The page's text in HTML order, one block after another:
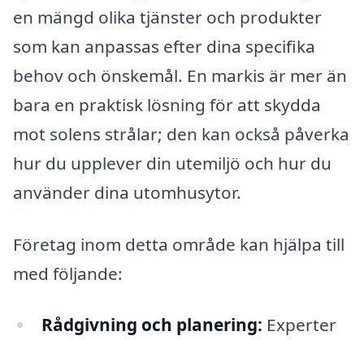
en mängd olika tjänster och produkter
som kan anpassas efter dina specifika
behov och önskemål. En markis är mer än
bara en praktisk lösning för att skydda
mot solens strålar; den kan också påverka
hur du upplever din utemiljö och hur du
använder dina utomhusytor.
Företag inom detta område kan hjälpa till
med följande:
Rådgivning och planering: Experter